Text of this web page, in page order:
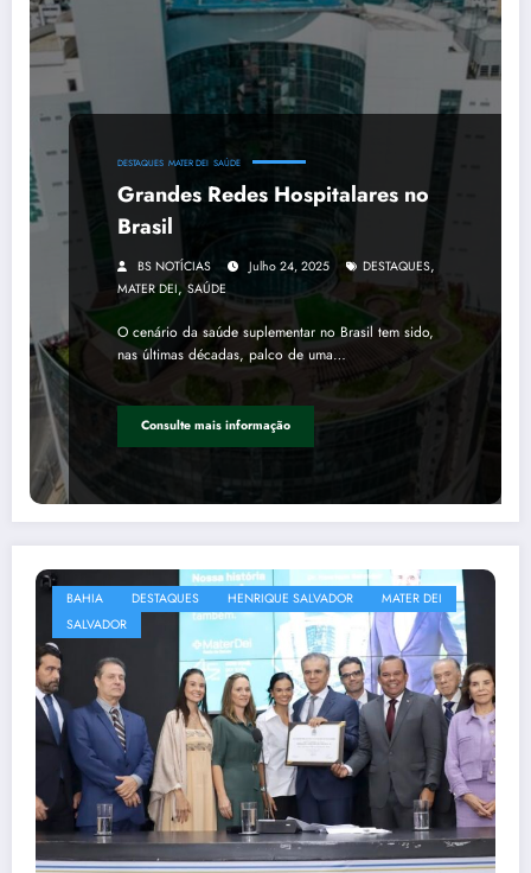
DESTAQUES MATER DEI SAÚDE
Grandes Redes Hospitalares no
Brasil
BS NOTÍCIAS Julho 24, 2025 DESTAQUES,
MATER DEI, SAÚDE
O cenário da saúde suplementar no Brasil tem sido,
nas últimas décadas, palco de uma…
Consulte mais informação
BAHIA DESTAQUES HENRIQUE SALVADOR
MATER DEI
SALVADOR